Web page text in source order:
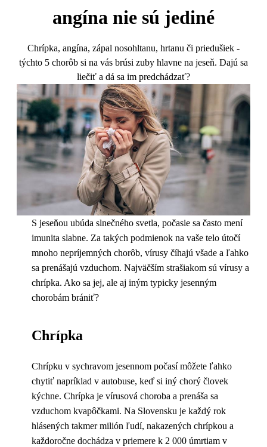
angína nie sú jediné
Chrípka, angína, zápal nosohltanu, hrtanu či priedušiek -
týchto 5 chorôb si na vás brúsi zuby hlavne na jeseň. Dajú sa
liečiť a dá sa im predchádzať?
S jeseňou ubúda slnečného svetla, počasie sa často mení
imunita slabne. Za takých podmienok na vaše telo útočí
mnoho nepríjemných chorôb, vírusy číhajú všade a ľahko
sa prenášajú vzduchom. Najväčším strašiakom sú vírusy a
chrípka. Ako sa jej, ale aj iným typicky jesenným
chorobám brániť?
Chrípka
Chrípku v sychravom jesennom počasí môžete ľahko
chytiť napríklad v autobuse, keď si iný chorý človek
kýchne. Chrípka je vírusová choroba a prenáša sa
vzduchom kvapôčkami. Na Slovensku je každý rok
hlásených takmer milión ľudí, nakazených chrípkou a
každoročne dochádza v priemere k 2 000 úmrtiam v